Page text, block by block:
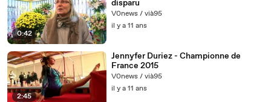
0:42
disparu
V0news / vià95
il y a 11 ans
2:45
Jennyfer Duriez - Championne de
France 2015
V0news / vià95
il y a 11 ans